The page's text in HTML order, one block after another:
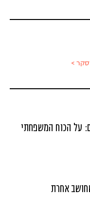
>
על הכוח המשפחתי
אחרת